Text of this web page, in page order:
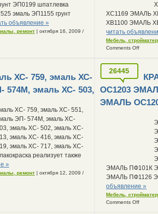
ЭП0199 шпатлевка
эмаль ЭП1155 грунт
объявление »
ремонт | октября 16, 2009 /
ХС1169 ЭМАЛЬ
ХВ1100 ЭМАЛЬ
читать
Мебель,
Comments Off
ХС- 759, эмаль ХС-
574М, эмаль ХС- 503,
ХС- 759, эмаль ХС- 551,
ЭП- 574М, эмаль ХС-
эмаль ХС- 502, эмаль ХС-
эмаль ХС- 416, эмаль ХС-
эмаль ХС- 717, эмаль ХС-
реализует также
»
ремонт | октября 12, 2009 /
26445
ОС1203
ЭМАЛЬ
ЭМАЛЬ ПФ101К
ЭМАЛЬ ПФ1126
объявление »
Мебель,
Comments Off